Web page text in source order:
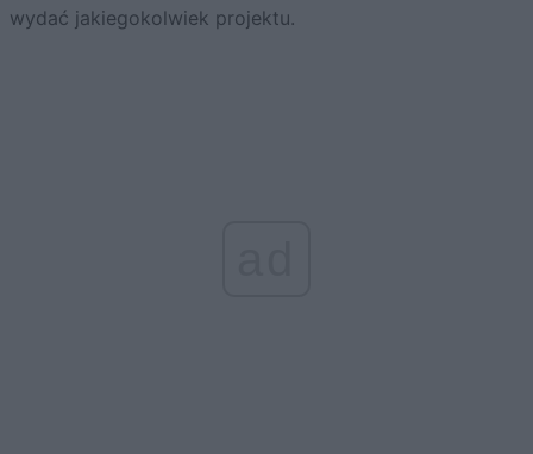
wydać jakiegokolwiek projektu.